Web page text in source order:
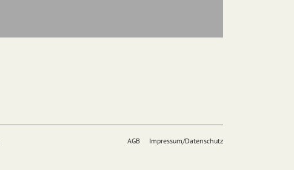
AGB Impressum/Datenschutz